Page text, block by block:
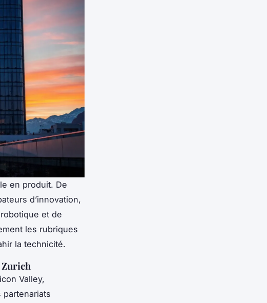
en produit. De
d’innovation,
et de
les rubriques
la technicité.
Zurich
Valley,